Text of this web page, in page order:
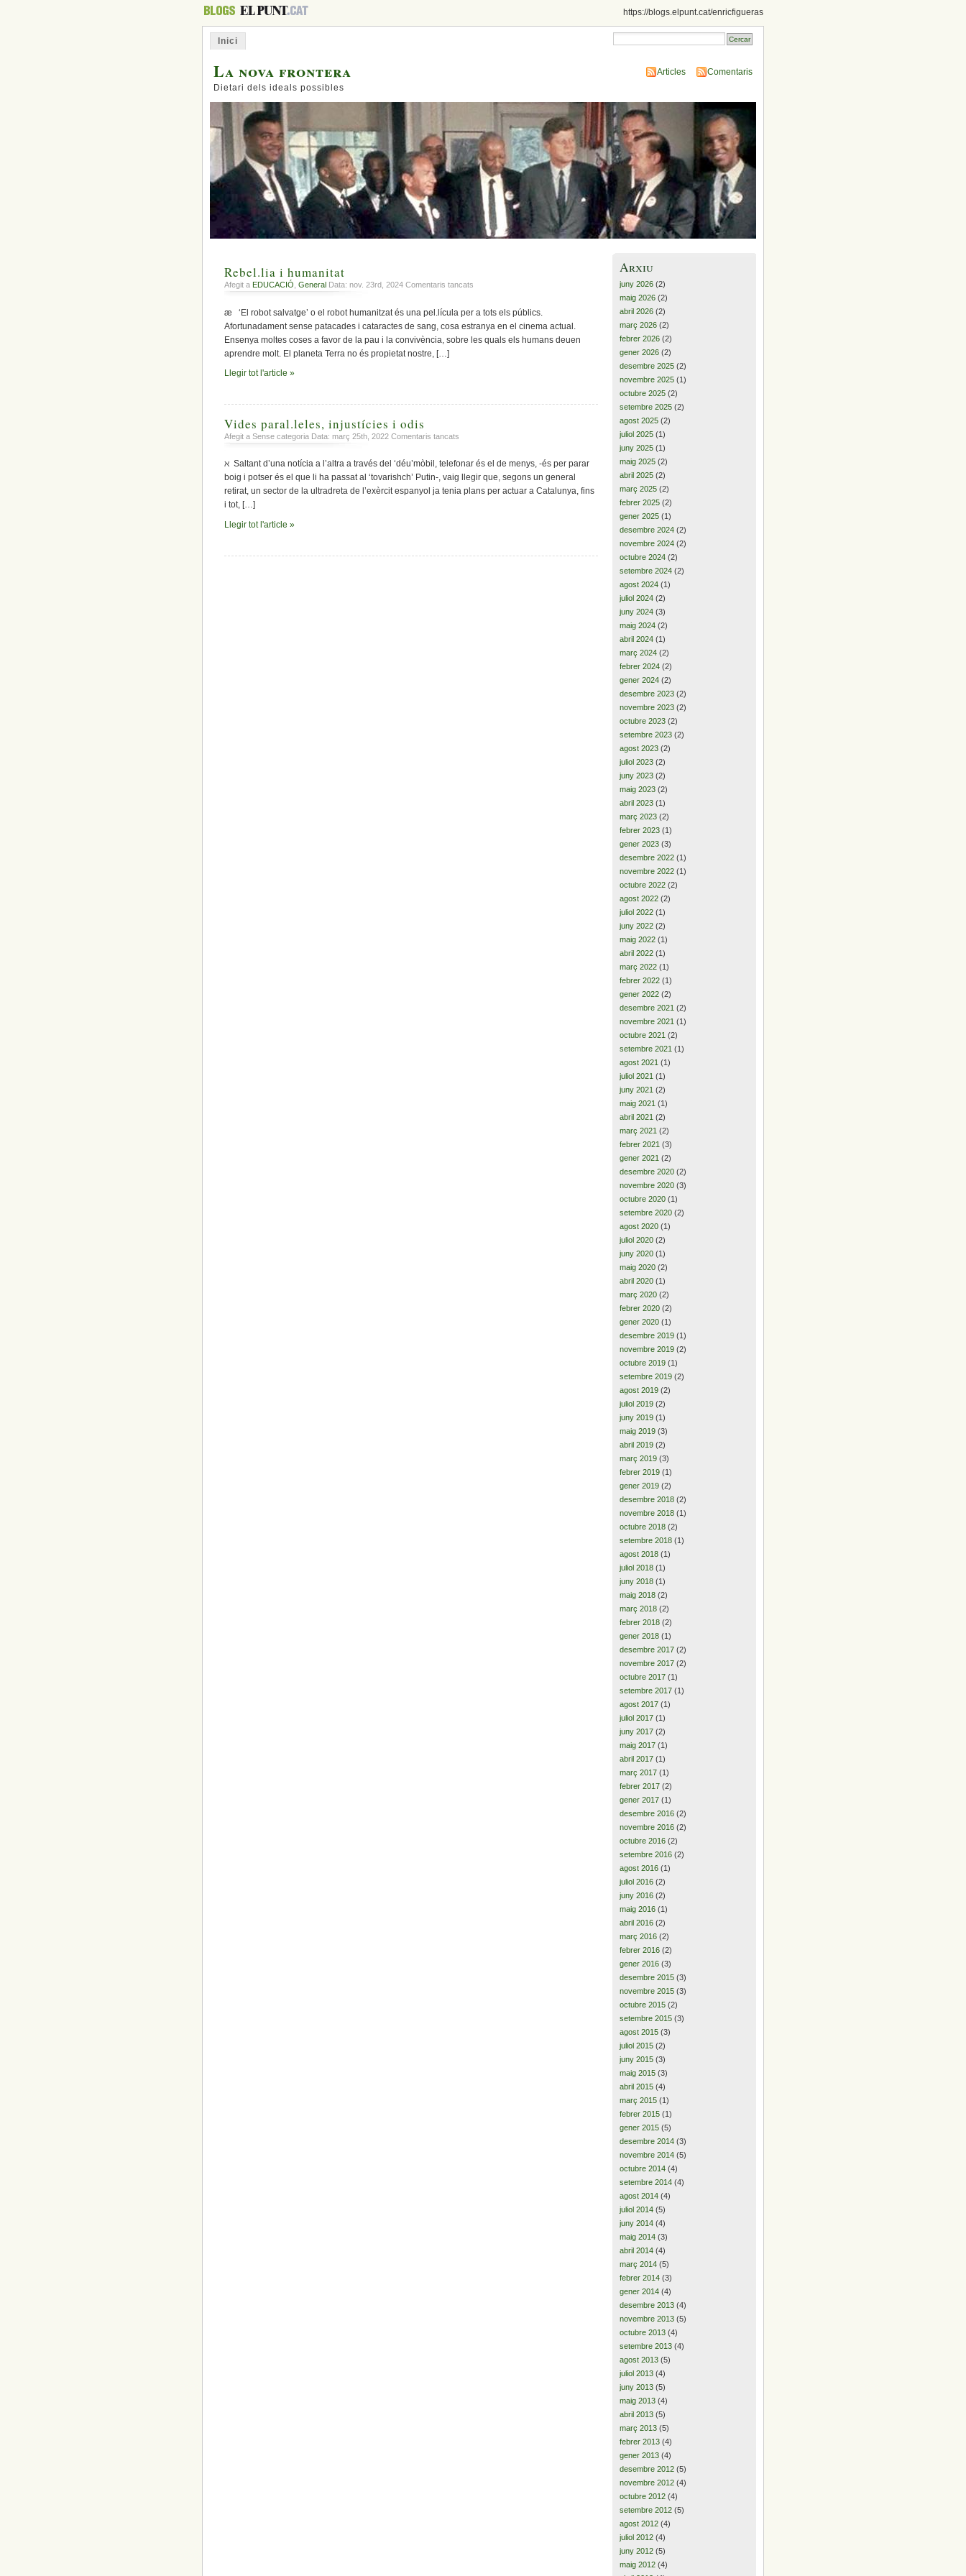
https://blogs.elpunt.cat/enricfigueras
Inici
La nova frontera
Dietari dels ideals possibles
Articles Comentaris
Rebel.lia i humanitat
Afegit a EDUCACIÓ General Data: nov. 23rd, 2024 Comentaris tancats
æ ‘El robot salvatge’ o el robot humanitzat és una pel.lícula per a tots els públics.
Afortunadament sense patacades i cataractes de sang, cosa estranya en el cinema actual.
Ensenya moltes coses a favor de la pau i la convivència, sobre les quals els humans deuen
aprendre molt. El planeta Terra no és propietat nostre, […]
Llegir tot l'article »
Vides paral.leles, injustícies i odis
Afegit a Sense categoria Data: març 25th, 2022 Comentaris tancats
paral.leles,
injustícies
odis
ℵ Saltant d’una notícia a l’altra a través del ‘déu’mòbil, telefonar és el de menys, -és per parar
boig i potser és el que li ha passat al ‘tovarishch’ Putin-, vaig llegir que, segons un general
retirat, un sector de la ultradreta de l’exèrcit espanyol ja tenia plans per actuar a Catalunya, fins
i tot, […]
Llegir tot l'article »
Arxiu
juny 2026 (2)
maig 2026 (2)
abril 2026 (2)
març 2026 (2)
febrer 2026 (2)
gener 2026 (2)
desembre 2025 (2)
novembre 2025 (1)
octubre 2025 (2)
setembre 2025 (2)
agost 2025 (2)
juliol 2025 (1)
juny 2025 (1)
maig 2025 (2)
abril 2025 (2)
març 2025 (2)
febrer 2025 (2)
gener 2025 (1)
desembre 2024 (2)
novembre 2024 (2)
octubre 2024 (2)
setembre 2024 (2)
agost 2024 (1)
juliol 2024 (2)
juny 2024 (3)
maig 2024 (2)
abril 2024 (1)
març 2024 (2)
febrer 2024 (2)
gener 2024 (2)
desembre 2023 (2)
novembre 2023 (2)
octubre 2023 (2)
setembre 2023 (2)
agost 2023 (2)
juliol 2023 (2)
juny 2023 (2)
maig 2023 (2)
abril 2023 (1)
març 2023 (2)
febrer 2023 (1)
gener 2023 (3)
desembre 2022 (1)
novembre 2022 (1)
octubre 2022 (2)
agost 2022 (2)
juliol 2022 (1)
juny 2022 (2)
maig 2022 (1)
abril 2022 (1)
març 2022 (1)
febrer 2022 (1)
gener 2022 (2)
desembre 2021 (2)
novembre 2021 (1)
octubre 2021 (2)
setembre 2021 (1)
agost 2021 (1)
juliol 2021 (1)
juny 2021 (2)
maig 2021 (1)
abril 2021 (2)
març 2021 (2)
febrer 2021 (3)
gener 2021 (2)
desembre 2020 (2)
novembre 2020 (3)
octubre 2020 (1)
setembre 2020 (2)
agost 2020 (1)
juliol 2020 (2)
juny 2020 (1)
maig 2020 (2)
abril 2020 (1)
març 2020 (2)
febrer 2020 (2)
gener 2020 (1)
desembre 2019 (1)
novembre 2019 (2)
octubre 2019 (1)
setembre 2019 (2)
agost 2019 (2)
juliol 2019 (2)
juny 2019 (1)
maig 2019 (3)
abril 2019 (2)
març 2019 (3)
febrer 2019 (1)
gener 2019 (2)
desembre 2018 (2)
novembre 2018 (1)
octubre 2018 (2)
setembre 2018 (1)
agost 2018 (1)
juliol 2018 (1)
juny 2018 (1)
maig 2018 (2)
març 2018 (2)
febrer 2018 (2)
gener 2018 (1)
desembre 2017 (2)
novembre 2017 (2)
octubre 2017 (1)
setembre 2017 (1)
agost 2017 (1)
juliol 2017 (1)
juny 2017 (2)
maig 2017 (1)
abril 2017 (1)
març 2017 (1)
febrer 2017 (2)
gener 2017 (1)
desembre 2016 (2)
novembre 2016 (2)
octubre 2016 (2)
setembre 2016 (2)
agost 2016 (1)
juliol 2016 (2)
juny 2016 (2)
maig 2016 (1)
abril 2016 (2)
març 2016 (2)
febrer 2016 (2)
gener 2016 (3)
desembre 2015 (3)
novembre 2015 (3)
octubre 2015 (2)
setembre 2015 (3)
agost 2015 (3)
juliol 2015 (2)
juny 2015 (3)
maig 2015 (3)
abril 2015 (4)
març 2015 (1)
febrer 2015 (1)
gener 2015 (5)
desembre 2014 (3)
novembre 2014 (5)
octubre 2014 (4)
setembre 2014 (4)
agost 2014 (4)
juliol 2014 (5)
juny 2014 (4)
maig 2014 (3)
abril 2014 (4)
març 2014 (5)
febrer 2014 (3)
gener 2014 (4)
desembre 2013 (4)
novembre 2013 (5)
octubre 2013 (4)
setembre 2013 (4)
agost 2013 (5)
juliol 2013 (4)
juny 2013 (5)
maig 2013 (4)
abril 2013 (5)
març 2013 (5)
febrer 2013 (4)
gener 2013 (4)
desembre 2012 (5)
novembre 2012 (4)
octubre 2012 (4)
setembre 2012 (5)
agost 2012 (4)
juliol 2012 (4)
juny 2012 (5)
maig 2012 (4)